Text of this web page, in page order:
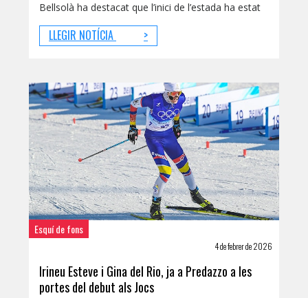
Bellsolà ha destacat que l’inici de l’estada ha estat
LLEGIR NOTÍCIA >
Esquí de fons
4 de febrer de 2026
Irineu Esteve i Gina del Rio, ja a Predazzo a les
portes del debut als Jocs